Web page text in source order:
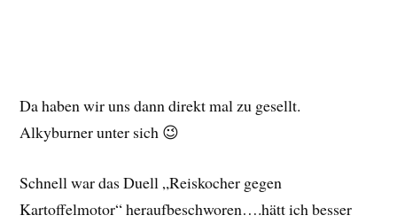
Da haben wir uns dann direkt mal zu gesellt.
Alkyburner unter sich 😉
Schnell war das Duell „Reiskocher gegen
Kartoffelmotor“ heraufbeschworen….hätt ich besser